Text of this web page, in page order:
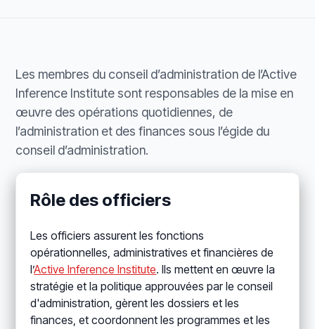
Les membres du conseil d’administration de l’Active
Inference Institute sont responsables de la mise en
œuvre des opérations quotidiennes, de
l’administration et des finances sous l’égide du
conseil d’administration.
Rôle des officiers
Les officiers assurent les fonctions
opérationnelles, administratives et financières de
l’Active Inference Institute. Ils mettent en œuvre la
stratégie et la politique approuvées par le conseil
d'administration, gèrent les dossiers et les
finances, et coordonnent les programmes et les